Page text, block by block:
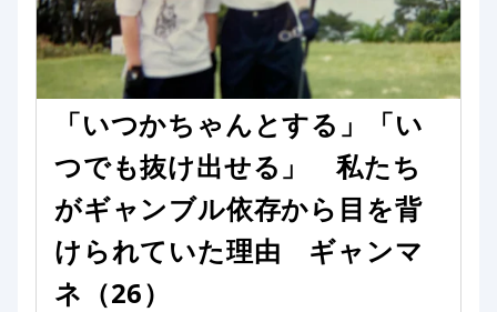
「いつかちゃんとする」「い
つでも抜け出せる」 私たち
がギャンブル依存から目を背
けられていた理由 ギャンマ
ネ（26）